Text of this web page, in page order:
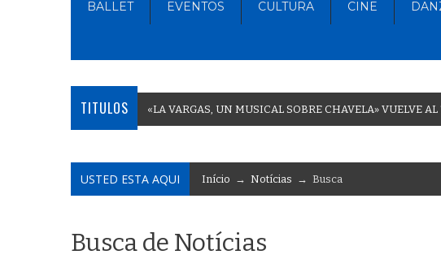
BALLET EVENTOS CULTURA CINE
TITULOS «LA VARGAS, UN MUSICAL SOBRE CHAVELA» VUELVE AL
USTED ESTA AQUI Início → Notícias → Busca
Busca de Notícias